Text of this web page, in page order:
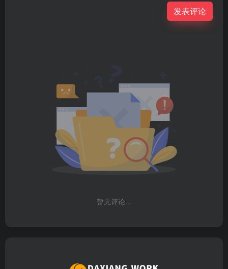
发表评论
暂无评论...